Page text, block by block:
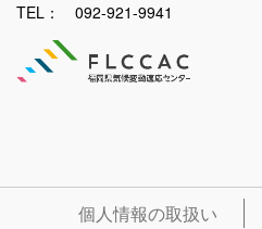
TEL： 092-921-9941
個人情報の取扱い